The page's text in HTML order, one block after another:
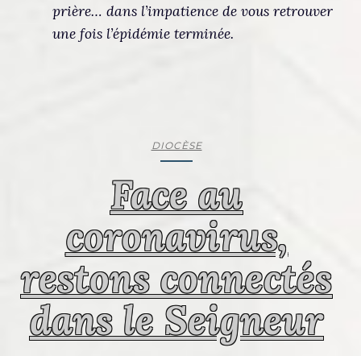
prière… dans l’impatience de vous retrouver
une fois l’épidémie terminée.
DIOCÈSE
Face au
coronavirus,
restons connectés
dans le Seigneur